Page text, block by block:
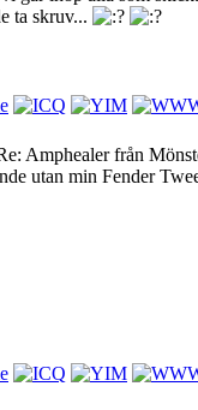
ta skruv...
Amphealer från
utan min Fender